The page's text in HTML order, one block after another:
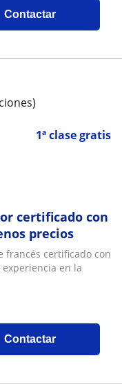
Contactar
1ª clase gratis
certificado con
precios
francés certificado con
experiencia en la
Contactar